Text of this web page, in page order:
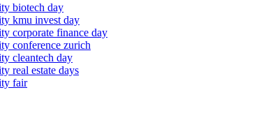
biotech day
kmu invest day
corporate finance day
conference zurich
cleantech day
real estate days
fair